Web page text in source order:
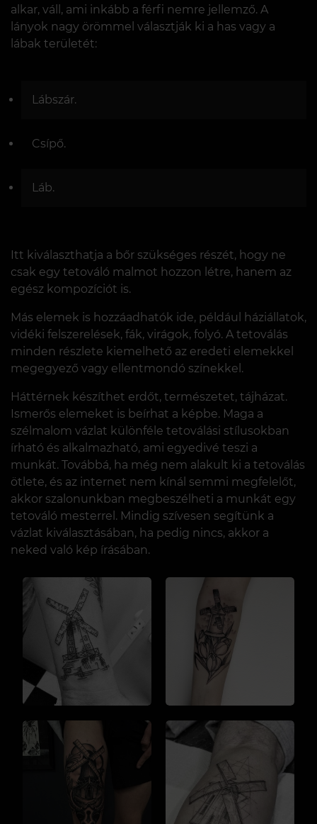
alkar, váll, ami inkább a férfi nemre jellemző. A
lányok nagy örömmel választják ki a has vagy a
lábak területét:
Lábszár.
Csípő.
Láb.
Itt kiválaszthatja a bőr szükséges részét, hogy ne
csak egy tetováló malmot hozzon létre, hanem az
egész kompozíciót is.
Más elemek is hozzáadhatók ide, például háziállatok,
vidéki felszerelések, fák, virágok, folyó. A tetoválás
minden részlete kiemelhető az eredeti elemekkel
megegyező vagy ellentmondó színekkel.
Háttérnek készíthet erdőt, természetet, tájházat.
Ismerős elemeket is beírhat a képbe. Maga a
szélmalom vázlat különféle tetoválási stílusokban
írható és alkalmazható, ami egyedivé teszi a
munkát. Továbbá, ha még nem alakult ki a tetoválás
ötlete, és az internet nem kínál semmi megfelelőt,
akkor szalonunkban megbeszélheti a munkát egy
tetováló mesterrel. Mindig szívesen segítünk a
vázlat kiválasztásában, ha pedig nincs, akkor a
neked való kép írásában.